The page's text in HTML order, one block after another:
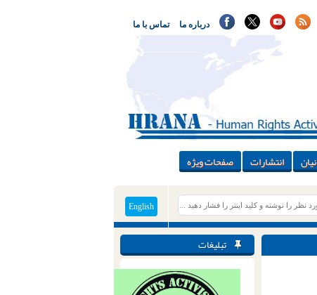
تماس با ما درباره ما
انتشارات صفحات ویژه
English
تبلیغات